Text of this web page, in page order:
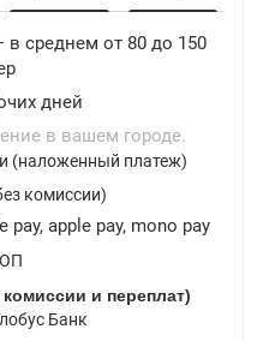
среднем от 80 до 150
дней
в вашем городе.
(наложенный платеж)
комиссии)
и переплат)
Банк